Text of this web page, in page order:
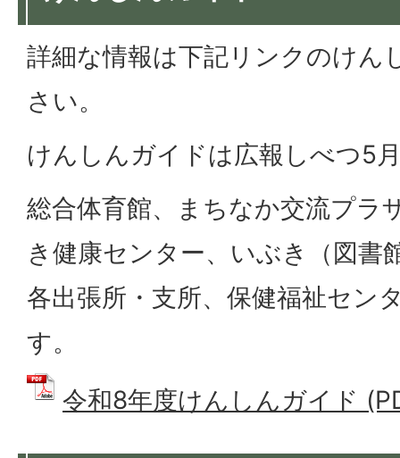
詳細な情報は下記リンクのけん
さい。
けんしんガイドは広報しべつ5
総合体育館、まちなか交流プラ
き健康センター、いぶき（図書
各出張所・支所、保健福祉セン
す。
令和8年度けんしんガイド